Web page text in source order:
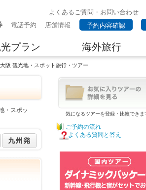
よくあるご質問・お問い合わせ
電話予約 店舗情報 予約内容確認
プラン 海外旅行
大阪 観光地・スポット旅行・ツアー
・スポッ
気になるツアーを登録・比較できま
ご予約の流れ
よくある質問と答え